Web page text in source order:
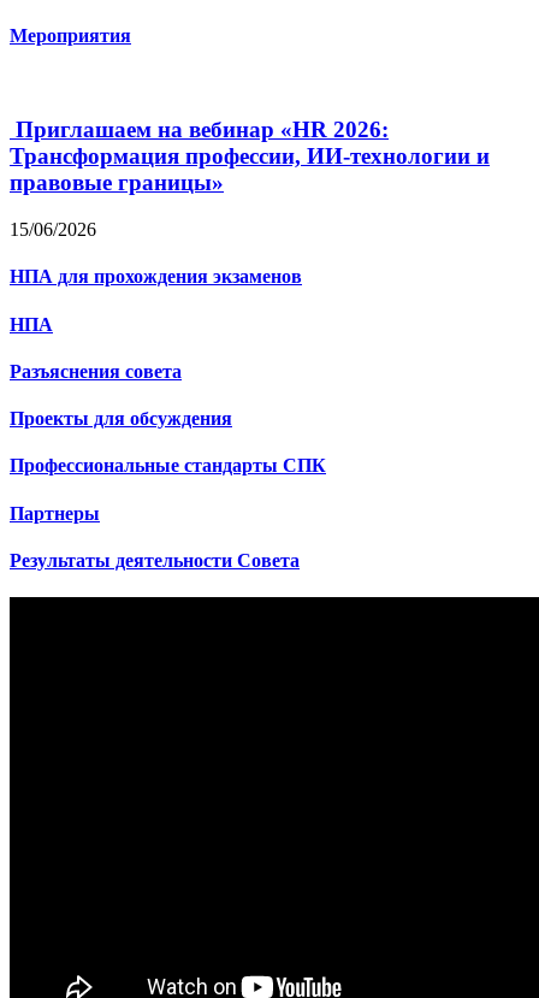
Мероприятия
Приглашаем на вебинар «HR 2026:
Трансформация профессии, ИИ-технологии и
правовые границы»
15/06/2026
НПА для прохождения экзаменов
НПА
Разъяснения совета
Проекты для обсуждения
Профессиональные стандарты СПК
Партнеры
Результаты деятельности Совета